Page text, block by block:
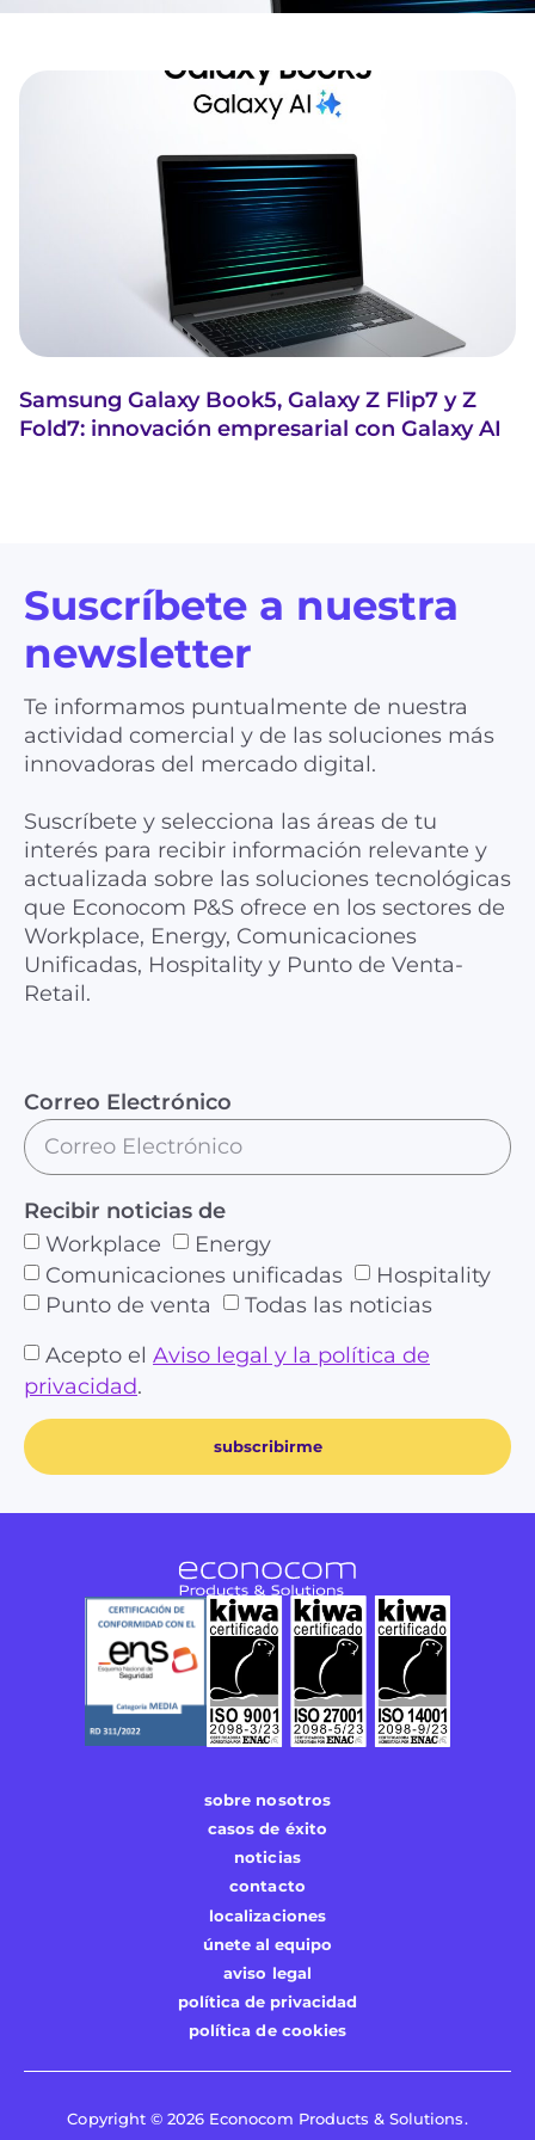
Samsung Galaxy Book5, Galaxy Z Flip7 y Z
Fold7: innovación empresarial con Galaxy AI
Suscríbete a nuestra
newsletter
Te informamos puntualmente de nuestra
actividad comercial y de las soluciones más
innovadoras del mercado digital.
Suscríbete y selecciona las áreas de tu
interés para recibir información relevante y
actualizada sobre las soluciones tecnológicas
que Econocom P&S ofrece en los sectores de
Workplace, Energy, Comunicaciones
Unificadas, Hospitality y Punto de Venta-
Retail.
Correo Electrónico
Recibir noticias de
Workplace
Energy
Comunicaciones unificadas
Hospitality
Punto de venta
Todas las noticias
Acepto el Aviso legal y la política de
privacidad.
subscribirme
sobre nosotros
casos de éxito
noticias
contacto
localizaciones
únete al equipo
aviso legal
política de privacidad
política de cookies
Copyright © 2026 Econocom Products & Solutions.